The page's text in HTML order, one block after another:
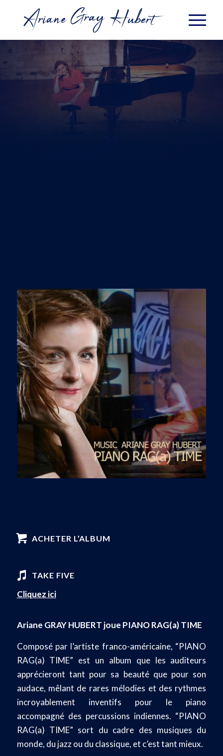
ACHETER L’ALBUM
TAKE FIVE
Cliquez ici
Ariane GRAY HUBERT joue PIANO RAG(a) TIME
Composé par l’artiste franco-américaine, “PIANO
RAG(a) TIME” est un album que les auditeurs
apprécieront tant pour sa beauté que pour son
audace, mêlant de rares mélodies et des rythmes
incroyablement inventifs pour le piano
accompagné des percussions indiennes. “PIANO
RAG(a) TIME” sort du cadre des musiques du
monde, du jazz ou du classique, et c’est tant mieux.